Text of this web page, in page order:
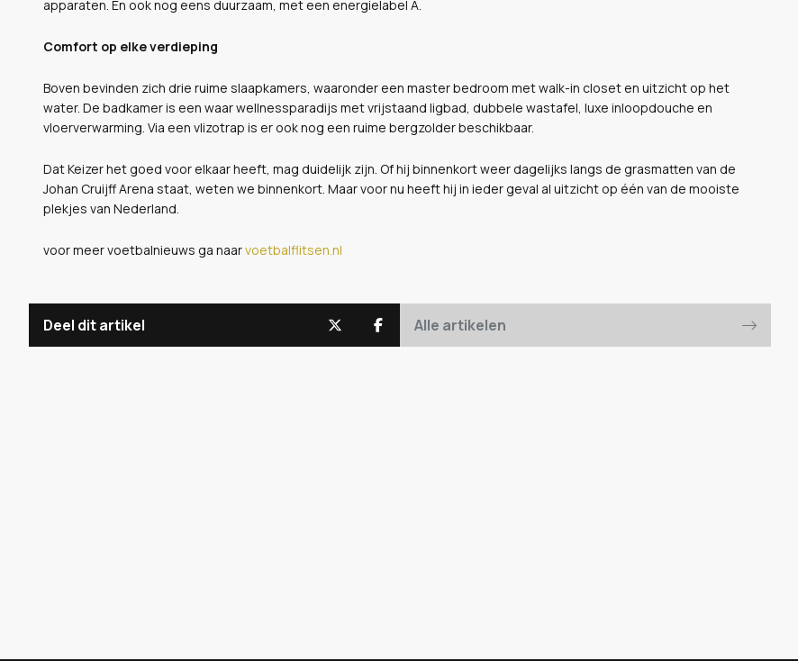
apparaten. En ook nog eens duurzaam, met een energielabel A.
Comfort op elke verdieping
Boven bevinden zich drie ruime slaapkamers, waaronder een master bedroom met walk-in closet en uitzicht op het
water. De badkamer is een waar wellnessparadijs met vrijstaand ligbad, dubbele wastafel, luxe inloopdouche en
vloerverwarming. Via een vlizotrap is er ook nog een ruime bergzolder beschikbaar.
Dat Keizer het goed voor elkaar heeft, mag duidelijk zijn. Of hij binnenkort weer dagelijks langs de grasmatten van de
Johan Cruijff Arena staat, weten we binnenkort. Maar voor nu heeft hij in ieder geval al uitzicht op één van de mooiste
plekjes van Nederland.
voor meer voetbalnieuws ga naarvoetbalflitsen.nl
Deel dit artikel Alle artikelen